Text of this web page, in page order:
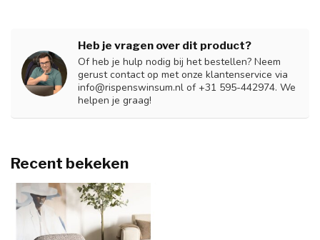
Heb je vragen over dit product?
Of heb je hulp nodig bij het bestellen? Neem
gerust contact op met onze klantenservice via
info@rispenswinsum.nl of +31 595-442974. We
helpen je graag!
Recent bekeken